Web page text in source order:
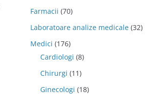
Farmacii (70)
Laboratoare analize medicale (32)
Medici (176)
Cardiologi (8)
Chirurgi (11)
Ginecologi (18)